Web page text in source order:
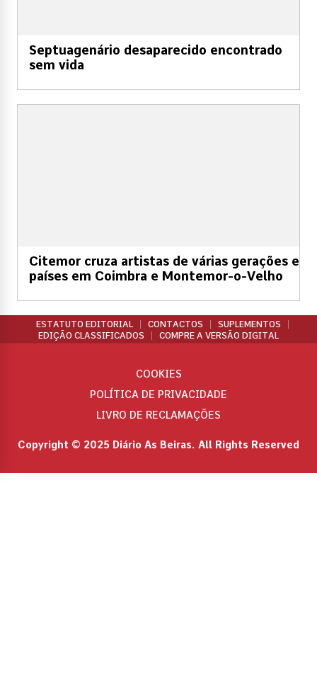
Septuagenário desaparecido encontrado
sem vida
Citemor cruza artistas de várias gerações e
países em Coimbra e Montemor-o-Velho
ESTATUTO EDITORIAL CONTACTOS
SUPLEMENTOS
EDIÇÃO CLASSIFICADOS
COMPRE A VERSÃO DIGITAL
Copyright © 2025 Diário As Beiras. All Rights Reserved
COOKIES
POLÍTICA DE PRIVACIDADE
LIVRO DE RECLAMAÇÕES